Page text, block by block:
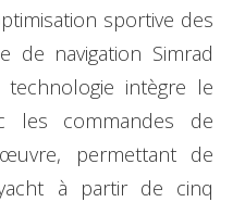
sportive des
de navigation Simrad
technologie intègre le
les commandes de
permettant de
à partir de cinq